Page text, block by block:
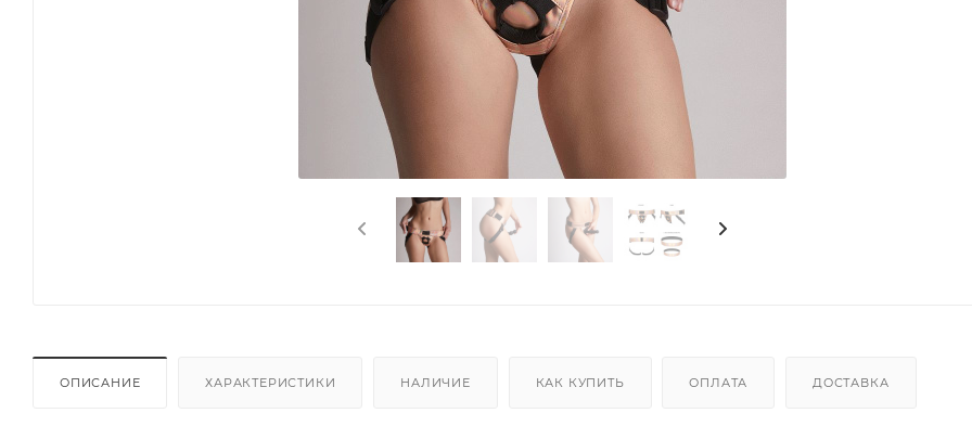
ОПИСАНИЕ ХАРАКТЕРИСТИКИ НАЛИЧИЕ КАК КУПИТЬ ОПЛАТА ДОСТАВКА